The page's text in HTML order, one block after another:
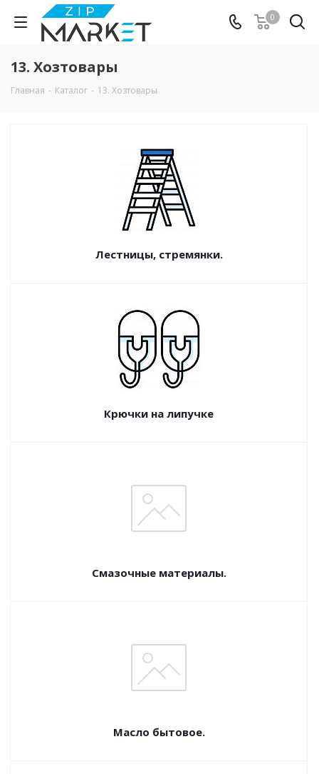
0
13. Хозтовары
Главная - Каталог - 13. Хозтовары
Лестницы, стремянки.
Крючки на липучке
Смазочные материалы.
Масло бытовое.